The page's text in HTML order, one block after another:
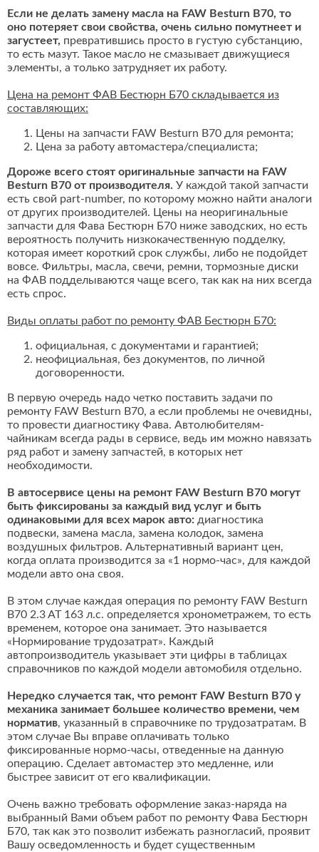
Если не делать замену масла на FAW Besturn B70, то
оно потеряет свои свойства, очень сильно помутнеет и
загустеет, превратившись просто в густую субстанцию,
то есть мазут. Такое масло не смазывает движущиеся
элементы, а только затрудняет их работу.
Цена на ремонт ФАВ Бестюрн Б70 складывается из
составляющих:
Цены на запчасти FAW Besturn B70 для ремонта;
Цена за работу автомастера/специалиста;
Дороже всего стоят оригинальные запчасти на FAW
Besturn B70 от производителя. У каждой такой запчасти
есть свой part-number, по которому можно найти аналоги
от других производителей. Цены на неоригинальные
запчасти для Фава Бестюрн Б70 ниже заводских, но есть
вероятность получить низкокачественную подделку,
которая имеет короткий срок службы, либо не подойдет
вовсе. Фильтры, масла, свечи, ремни, тормозные диски
на ФАВ подделываются чаще всего, так как на них всегда
есть спрос.
Виды оплаты работ по ремонту ФАВ Бестюрн Б70:
официальная, с документами и гарантией;
неофициальная, без документов, по личной
договоренности.
В первую очередь надо четко поставить задачи по
ремонту FAW Besturn B70, а если проблемы не очевидны,
то провести диагностику Фава. Автолюбителям-
чайникам всегда рады в сервисе, ведь им можно навязать
ряд работ и замену запчастей, в которых нет
необходимости.
В автосервисе цены на ремонт FAW Besturn B70 могут
быть фиксированы за каждый вид услуг и быть
одинаковыми для всех марок авто: диагностика
подвески, замена масла, замена колодок, замена
воздушных фильтров. Альтернативный вариант цен,
когда оплата производится за «1 нормо-час», для каждой
модели авто она своя.
В этом случае каждая операция по ремонту FAW Besturn
B70 2.3 AT 163 л.с. определяется хронометражем, то есть
временем, которое она занимает. Это называется
«Нормирование трудозатрат». Каждый
автопроизводитель указывает эти цифры в таблицах
справочников по каждой модели автомобиля отдельно.
Нередко случается так, что ремонт FAW Besturn B70 у
механика занимает большее количество времени, чем
норматив, указанный в справочнике по трудозатратам. В
этом случае Вы вправе оплачивать только
фиксированные нормо-часы, отведенные на данную
операцию. Сделает автомастер это медленне, или
быстрее зависит от его квалификации.
Очень важно требовать оформление заказ-наряда на
выбранный Вами объем работ по ремонту Фава Бестюрн
Б70, так как это позволит избежать разногласий, проявит
Вашу осведомленность и будет существенным